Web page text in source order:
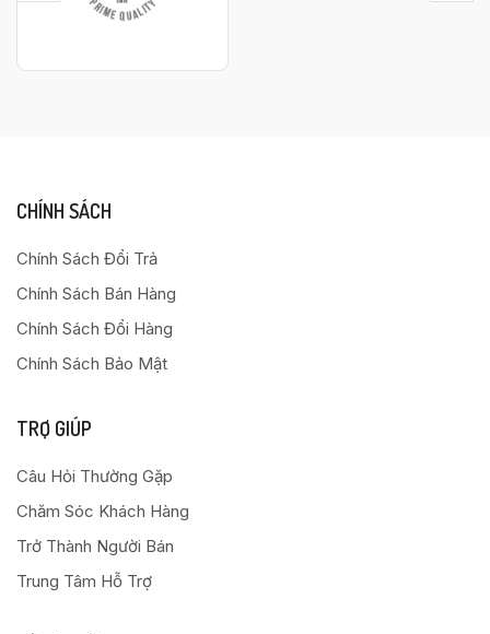
CHÍNH SÁCH
Chính Sách Đổi Trả
Chính Sách Bán Hàng
Chính Sách Đổi Hàng
Chính Sách Bảo Mật
TRỢ GIÚP
Câu Hỏi Thường Gặp
Chăm Sóc Khách Hàng
Trở Thành Người Bán
Trung Tâm Hỗ Trợ